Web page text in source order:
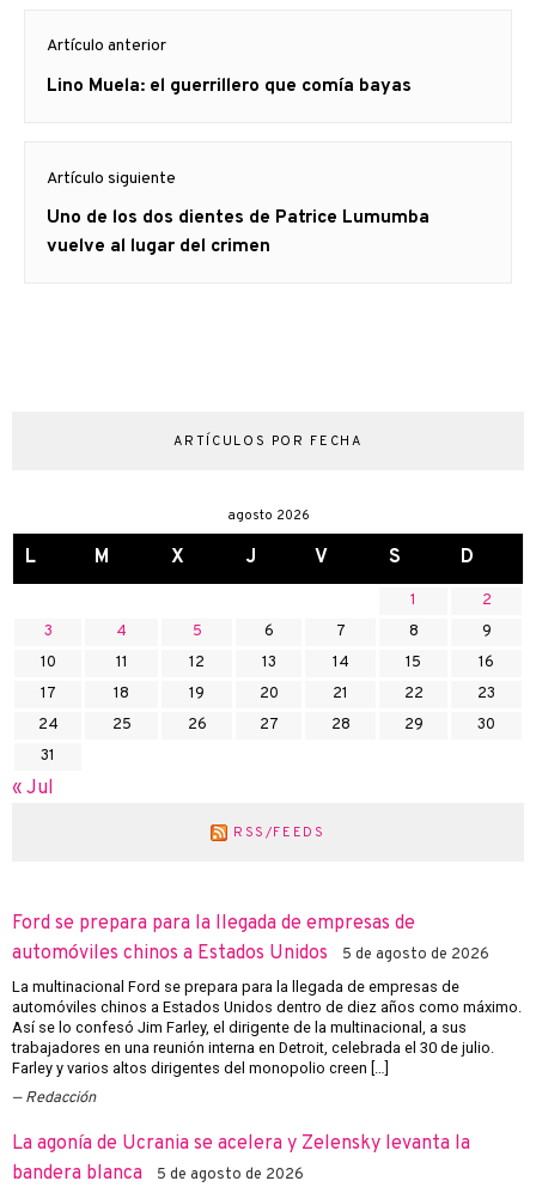
de
entradas
Artículo anterior
Artículo
Lino Muela: el guerrillero que comía bayas
Artículo siguiente
Artículo
siguiente:
Uno de los dos dientes de Patrice Lumumba
vuelve al lugar del crimen
ARTÍCULOS POR FECHA
agosto 2026
L M X J V S D
1
2
3
4 5 6 7 8
9
10
11 12 13 14 15
16
17
18 19 20 21 22
23
24
25 26 27 28 29
30
31
« Jul
RSS/FEEDS
Ford se prepara para la llegada de empresas de
automóviles chinos a Estados Unidos
5 de agosto de 2026
La multinacional Ford se prepara para la llegada de empresas de
automóviles chinos a Estados Unidos dentro de diez años como máximo.
Así se lo confesó Jim Farley, el dirigente de la multinacional, a sus
trabajadores en una reunión interna en Detroit, celebrada el 30 de julio.
Farley y varios altos dirigentes del monopolio creen […]
Redacción
La agonía de Ucrania se acelera y Zelensky levanta la
bandera blanca
5 de agosto de 2026